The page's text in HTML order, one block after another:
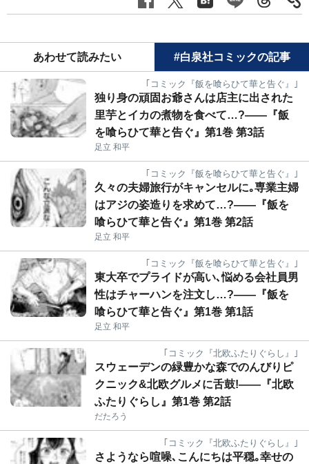
あわせて読みたい #白泉社コミックの記事
｢コミック『飯を喰らひて華と告ぐ』｣
独り身の頑固お爺さんは店主に出された
里芋とイカの煮物を食べて…?――『飯
を喰らひて華と告ぐ』第1巻 第3話
足立 和平
｢コミック『飯を喰らひて華と告ぐ』｣
久々の夫婦旅行がキャンセルに｡専業主婦
はアジの姿造りを求めて…?――『飯を
喰らひて華と告ぐ』第1巻 第2話
足立 和平
｢コミック『飯を喰らひて華と告ぐ』｣
東大卒でプライドが高い､悩める会社員男
性はチャーハンを注文し…?――『飯を
喰らひて華と告ぐ』第1巻 第1話
足立 和平
｢コミック『北欧ふたりぐらし』｣
スウェーデンの緑豊かな森でのんびりピ
クニック&北欧グルメに舌鼓!――『北欧
ふたりぐらし』第1巻 第2話
だたろう
｢コミック『北欧ふたりぐらし』｣
さようなら喧噪､こんにちは平穏｡幸せの